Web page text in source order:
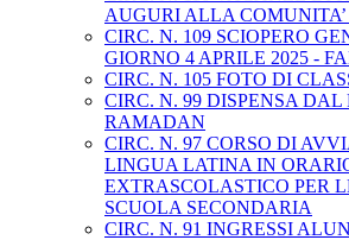
AUGURI ALLA
CIRC. N. 109 SCIOPERO
GIORNO 4 APRILE 2025 -
CIRC. N. 105 FOTO DI
CIRC. N. 99 DISPENSA DAL
RAMADAN
CIRC. N. 97 CORSO DI
LINGUA LATINA IN
EXTRASCOLASTICO PER
SCUOLA SECONDARIA
CIRC. N. 91 INGRESSI